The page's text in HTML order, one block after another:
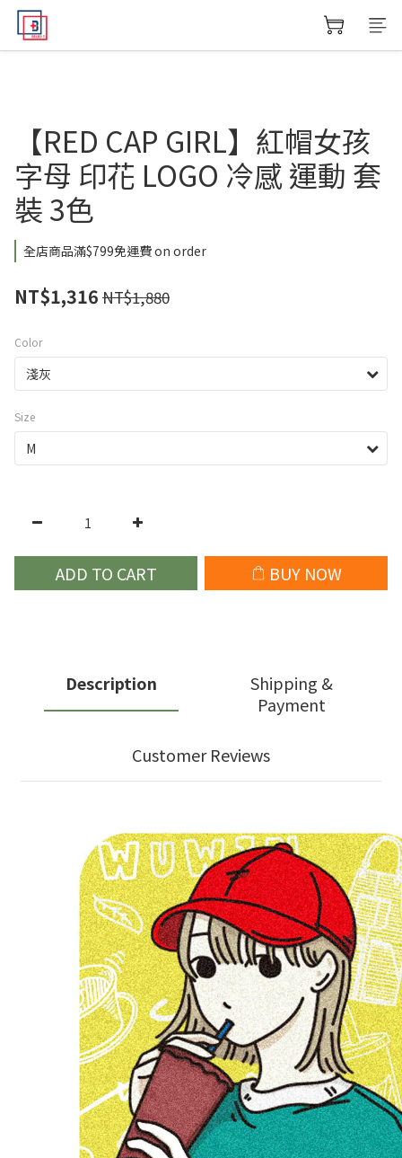
【RED CAP GIRL】紅帽女孩
字母 印花 LOGO 冷感 運動 套
裝 3色
全店商品滿$799免運費 on order
NT$1,316 NT$1,880
Color
Size
ADD TO CART BUY NOW
Description
Shipping &
Payment
Customer Reviews